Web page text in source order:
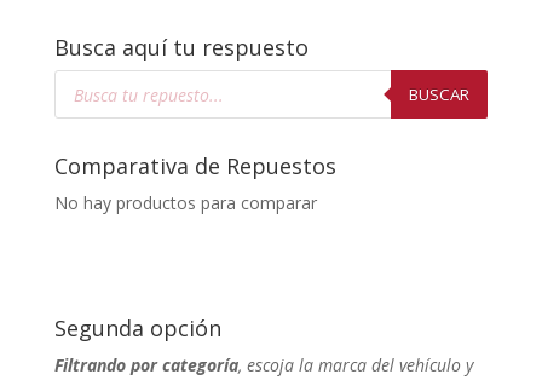
Busca aquí tu respuesto
Búsqueda
BUSCAR
Comparativa de Repuestos
No hay productos para comparar
Segunda opción
Filtrando por categoría, escoja la marca del vehículo y